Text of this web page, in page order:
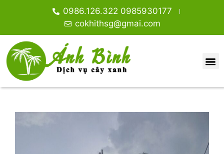
0986.126.322 0985930177
cokhithsg@gmai.com